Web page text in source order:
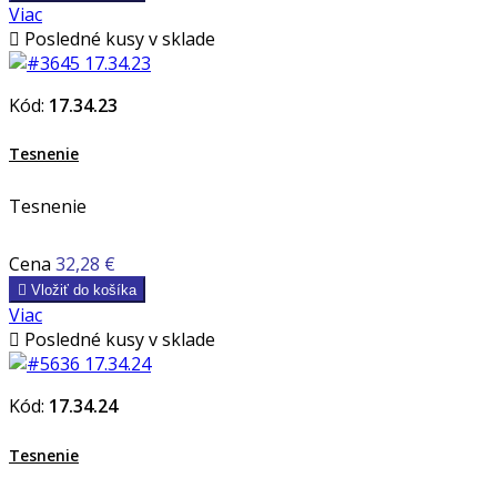
Viac
 Posledné kusy v sklade
Kód: 17.34.23
Tesnenie
Tesnenie
Cena 32,28 €
 Vložiť do košíka
Viac
 Posledné kusy v sklade
Kód: 17.34.24
Tesnenie